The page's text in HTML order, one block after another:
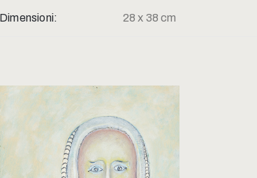
Dimensioni: 28 x 38 cm